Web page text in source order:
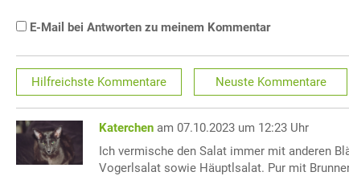
E-Mail bei Antworten zu meinem Kommentar
Hilfreichste Kommentare Neuste Kommentare
Katerchen am 07.10.2023 um 12:23 Uhr
Ich vermische den Salat immer mit anderen
Vogerlsalat sowie Häuptlsalat. Pur mit